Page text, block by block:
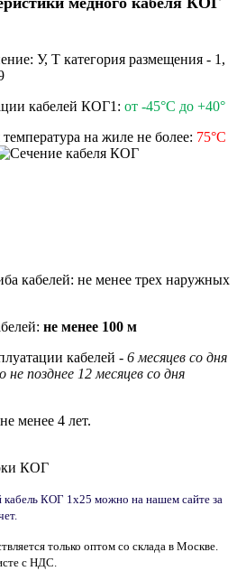
У, Т категория размещения - 1,
кабелей КОГ1: от -45°С до +40°
на жиле не более: 75°С
кабелей: не менее трех наружных
не менее 100 м
кабелей - 6 месяцев со дня
не позднее 12 месяцев со дня
менее 4 лет.
КОГ
кабель КОГ 1х25 можно на нашем сайте за
только оптом со склада в Москве.
с НДС.